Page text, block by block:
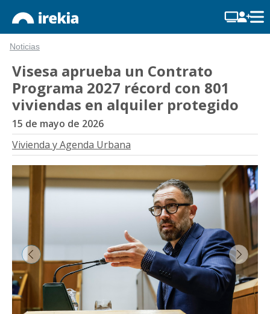
Noticias
Visesa aprueba un Contrato
Programa 2027 récord con 801
viviendas en alquiler protegido
15 de mayo de 2026
Vivienda y Agenda Urbana
&lsaquo; Anterior